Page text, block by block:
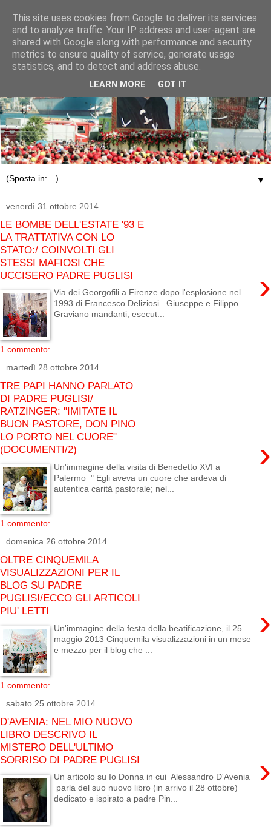
▼
venerdì 31 ottobre 2014
LE BOMBE DELL'ESTATE '93 E
LA TRATTATIVA CON LO
STATO:/ COINVOLTI GLI
STESSI MAFIOSI CHE
UCCISERO PADRE PUGLISI
›
Via dei Georgofili a Firenze dopo l'esplosione nel
1993 di Francesco Deliziosi Giuseppe e Filippo
Graviano mandanti, esecut...
1 commento:
martedì 28 ottobre 2014
TRE PAPI HANNO PARLATO
DI PADRE PUGLISI/
RATZINGER: "IMITATE IL
BUON PASTORE, DON PINO
LO PORTO NEL CUORE"
(DOCUMENTI/2)
›
Un'immagine della visita di Benedetto XVI a
Palermo " Egli aveva un cuore che ardeva di
autentica carità pastorale; nel...
1 commento:
domenica 26 ottobre 2014
OLTRE CINQUEMILA
VISUALIZZAZIONI PER IL
BLOG SU PADRE
PUGLISI/ECCO GLI ARTICOLI
PIU' LETTI
›
Un'immagine della festa della beatificazione, il 25
maggio 2013 Cinquemila visualizzazioni in un mese
e mezzo per il blog che ...
1 commento:
sabato 25 ottobre 2014
D'AVENIA: NEL MIO NUOVO
LIBRO DESCRIVO IL
MISTERO DELL'ULTIMO
SORRISO DI PADRE PUGLISI
›
Un articolo su Io Donna in cui Alessandro D'Avenia
parla del suo nuovo libro (in arrivo il 28 ottobre)
dedicato e ispirato a padre Pin...
This site uses cookies from Google to deliver its services
and to analyze traffic. Your IP address and user-agent are
shared with Google along with performance and security
metrics to ensure quality of service, generate usage
statistics, and to detect and address abuse.
LEARN MORE GOT IT